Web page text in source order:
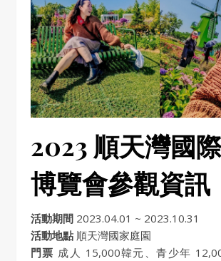
2023 順天灣國
博覽會參觀資訊
活動期間 2023.04.01 ~ 2023.10.31
活動地點 順天灣國家庭園
門票 成人 15,000韓元、青少年